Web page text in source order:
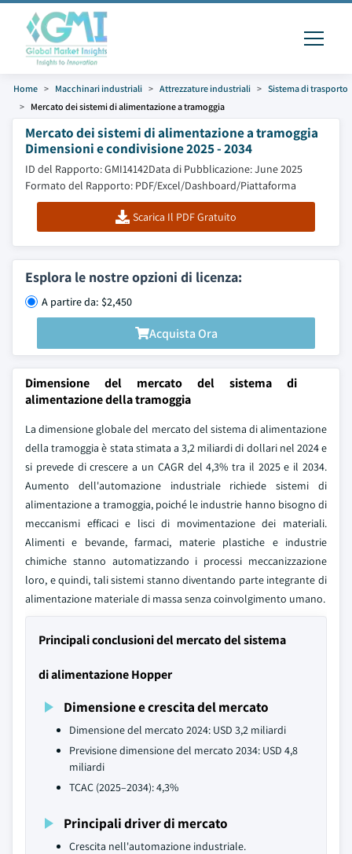
Home Macchinari industriali Attrezzature industriali
Sistema di trasporto
Mercato dei sistemi di alimentazione a tramoggia
Mercato dei sistemi di alimentazione a tramoggia
Dimensioni e condivisione 2025 - 2034
ID del Rapporto: GMI14142Data di Pubblicazione: June 2025
Formato del Rapporto: PDF/Excel/Dashboard/Piattaforma
Scarica Il PDF Gratuito
Esplora le nostre opzioni di licenza:
A partire da: $2,450
Acquista Ora
Dimensione del mercato del sistema di
alimentazione della tramoggia
La dimensione globale del mercato del sistema di alimentazione
della tramoggia è stata stimata a 3,2 miliardi di dollari nel 2024 e
si prevede di crescere a un CAGR del 4,3% tra il 2025 e il 2034.
Aumento dell'automazione industriale richiede sistemi di
alimentazione a tramoggia, poiché le industrie hanno bisogno di
meccanismi efficaci e lisci di movimentazione dei materiali.
Alimenti e bevande, farmaci, materie plastiche e industrie
chimiche stanno automatizzando i processi meccanizzazione
loro, e quindi, tali sistemi stanno diventando parte integrante di
alimentazione materiale di massa senza coinvolgimento umano.
Principali conclusioni del mercato del sistema
di alimentazione Hopper
Dimensione e crescita del mercato
Dimensione del mercato 2024: USD 3,2 miliardi
Previsione dimensione del mercato 2034: USD 4,8
miliardi
TCAC (2025–2034): 4,3%
Principali driver di mercato
Crescita nell'automazione industriale.